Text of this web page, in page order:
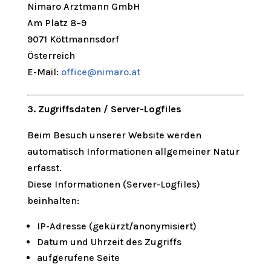
Nimaro Arztmann GmbH
Am Platz 8–9
9071 Köttmannsdorf
Österreich
E-Mail: office@nimaro.at
3. Zugriffsdaten / Server-Logfiles
Beim Besuch unserer Website werden
automatisch Informationen allgemeiner Natur
erfasst.
Diese Informationen (Server-Logfiles)
beinhalten:
IP-Adresse (gekürzt/anonymisiert)
Datum und Uhrzeit des Zugriffs
aufgerufene Seite